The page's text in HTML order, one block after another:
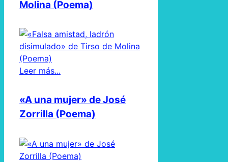
Molina (Poema)
Leer más...
«A una mujer» de José
Zorrilla (Poema)